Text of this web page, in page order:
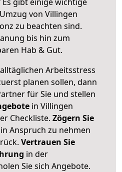
von Villingen
zu beachten sind.
bis hin zum
Hab & Gut.
Arbeitsstress
planen sollen, dann
für Sie und stellen
in Villingen
Checkliste. Zögern Sie
Anspruch zu nehmen
Vertrauen Sie
in der
Sie sich Angebote.